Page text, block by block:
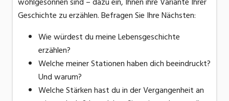
Geschichte zu erzählen. Befragen Sie Ihre Nächsten:
Wie würdest du meine Lebensgeschichte
erzählen?
Welche meiner Stationen haben dich beeindruckt?
Und warum?
Welche Stärken hast du in der Vergangenheit an